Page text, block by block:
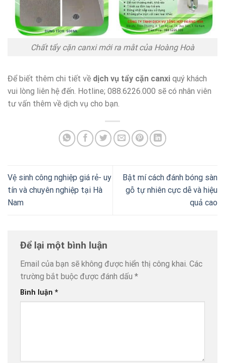
Chất tẩy cặn canxi mới ra mằt của Hoàng Hoà
Để biết thêm chi tiết về dịch vụ tẩy cặn canxi quý khách
vui lòng liên hệ đến. Hotline; 088.6226.000 sẽ có nhân viên
tư vấn thêm về dịch vụ cho bạn.
Vệ sinh công nghiệp giá rẻ- uy
tín và chuyên nghiệp tại Hà
Nam
Bật mí cách đánh bóng sàn
gỗ tự nhiên cực dễ và hiệu
quả cao
Để lại một bình luận
Email của bạn sẽ không được hiển thị công khai. Các
trường bắt buộc được đánh dấu *
Bình luận *